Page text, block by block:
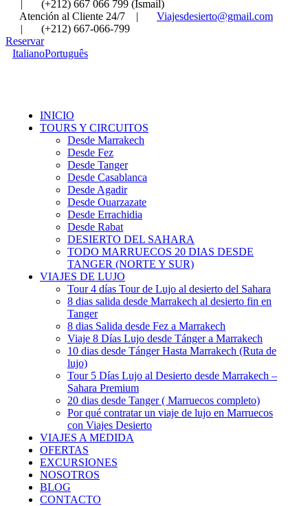
|
(+212) 667 066 799 (Ismail)
Atención al Cliente 24/7
|
Viajesdesierto@gmail.com
|
(+212) 667-066-799
Reservar
ItalianoPortuguês
INICIO
TOURS Y CIRCUITOS
Desde Marrakech
Desde Fez
Desde Tanger
Desde Casablanca
Desde Agadir
Desde Ouarzazate
Desde Errachidia
Desde Rabat
DESIERTO DEL SAHARA
TODO MARRUECOS 20 DIAS DESDE
TANGER (NORTE Y SUR)
VIAJES DE LUJO
Tour 4 días Tour de Lujo al desierto del Sahara
8 dias salida desde Marrakech al desierto fin en
Tanger
8 dias Salida desde Fez a Marrakech
Viaje 8 Días Lujo desde Tánger a Marrakech
10 dias desde Tánger Hasta Marrakech (Ruta de
lujo)
Tour 5 Días Lujo al Desierto desde Marrakech –
Sahara Premium
20 dias desde Tanger ( Marruecos completo)
Por qué contratar un viaje de lujo en Marruecos
con Viajes Desierto
VIAJES A MEDIDA
OFERTAS
EXCURSIONES
NOSOTROS
BLOG
CONTACTO